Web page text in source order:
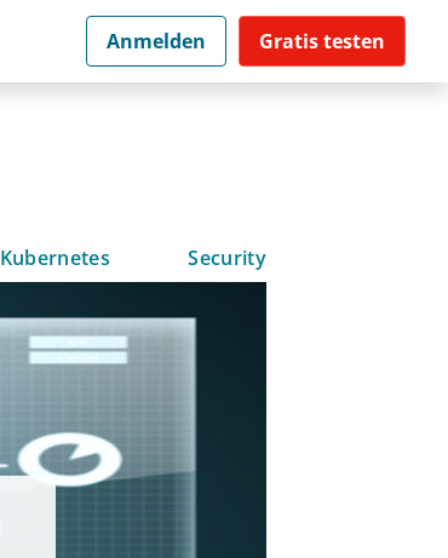
Anmelden Gratis testen
Kubernetes Security